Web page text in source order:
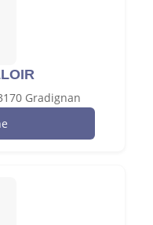
Gradignan